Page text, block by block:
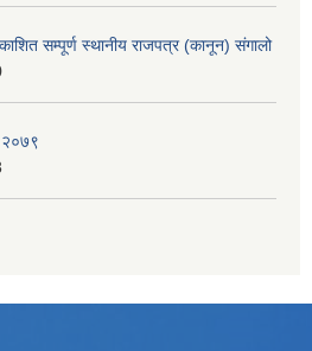
सम्पूर्ण स्थानीय राजपत्र (कानून) संगालो
२०७९